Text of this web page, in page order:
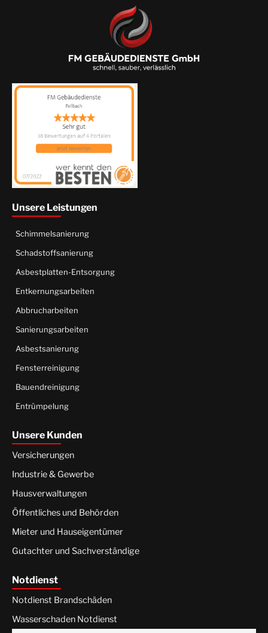
Unsere Leistungen
Schimmelsanierung
Schadstoffsanierung
Asbestplatten-Entsorgung
Entkernungsarbeiten
Abbrucharbeiten
Sanierungsarbeiten
Asbestsanierung
Fensterreinigung
Bauendreinigung
Entrümpelung
Unsere Kunden
Versicherungen
Industrie & Gewerbe
Hausverwaltungen
Öffentliches und Behörden
Mieter und Hauseigentümer
Gutachter und Sachverständige
Notdienst
Notdienst Brandschäden
Wasserschaden Notdienst